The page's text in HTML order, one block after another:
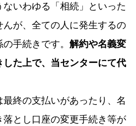
いわゆる「相続」といった
が、全ての人に発生するの
手続きです。 解約や名義変
た上で、当センターにて代
終の支払いがあったり、名
とし口座の変更手続き等が